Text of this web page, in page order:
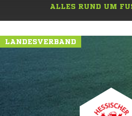
ALLES RUND UM
LANDESVERBAND